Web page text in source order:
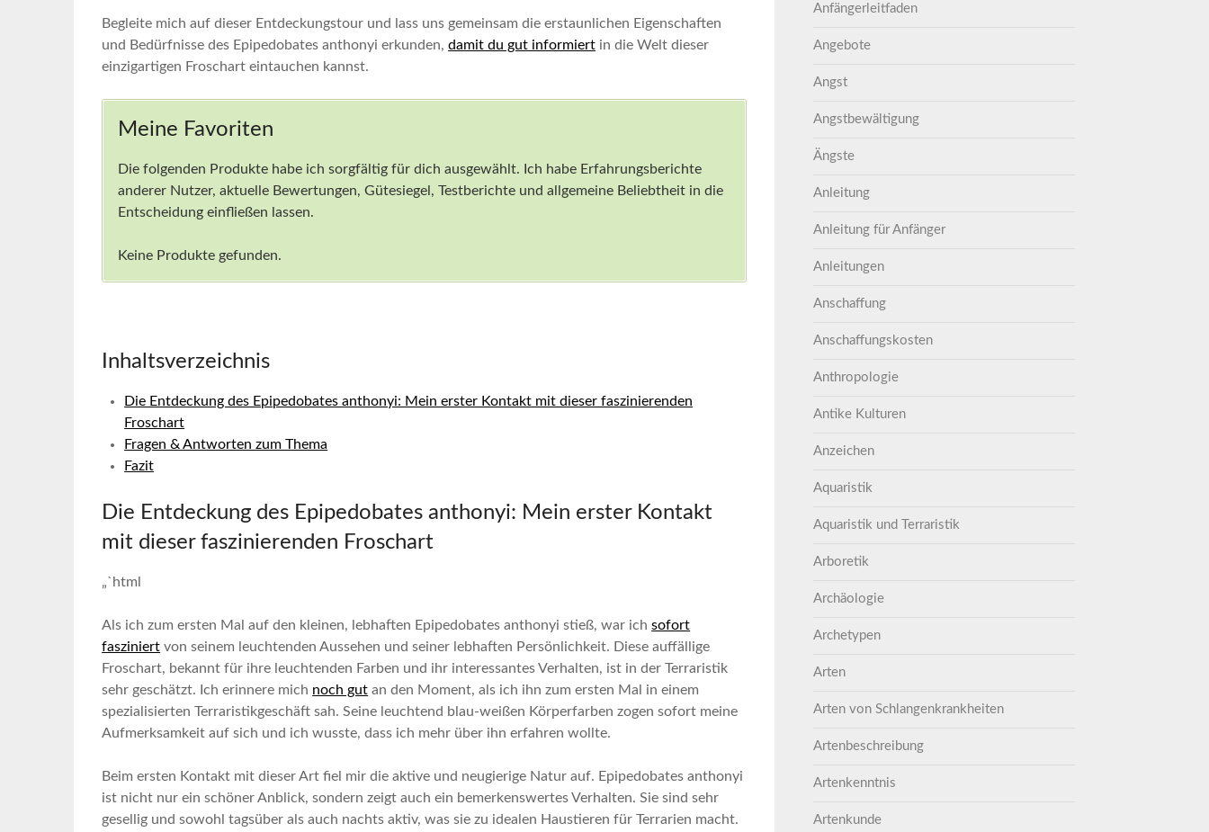
Begleite ⁤mich auf dieser Entdeckungstour und lass uns gemeinsam die erstaunlichen Eigenschaften
und Bedürfnisse des Epipedobates anthonyi erkunden,damit du gut informiert in ​die Welt dieser ​
einzigartigen Froschart eintauchen kannst.
Meine Favoriten
Die folgenden Produkte ⁤habe⁤ ich sorgfältig für dich ausgewählt. ⁣Ich habe Erfahrungsberichte
anderer Nutzer, aktuelle Bewertungen, Gütesiegel,⁢ Testberichte und allgemeine Beliebtheit in die
Entscheidung einfließen‌ lassen.
Keine Produkte gefunden.
Inhaltsverzeichnis
Die Entdeckung des Epipedobates anthonyi: Mein erster Kontakt mit dieser ⁣faszinierenden
Froschart
Fragen & Antworten zum Thema
Fazit
Die⁤ Entdeckung des Epipedobates anthonyi:‍ Mein erster⁣ Kontakt
mit dieser faszinierenden Froschart
„`html
Als ich‍ zum ersten ‌Mal auf den kleinen, lebhaften Epipedobates anthonyi stieß, war ichsofort
⁣fasziniert von seinem leuchtenden Aussehen und seiner lebhaften Persönlichkeit. Diese ⁢auffällige
Froschart, bekannt für ihre leuchtenden Farben und ihr interessantes Verhalten, ist in‍ der Terraristik
sehr geschätzt. Ich erinnere mich noch gut an⁤ den Moment, als ich ihn zum ersten Mal in einem
spezialisierten Terraristikgeschäft sah. ⁢Seine leuchtend​ blau-weißen Körperfarben zogen sofort meine
Aufmerksamkeit auf ‍sich und ich⁢ wusste, dass ich mehr über ihn erfahren wollte.
Beim ersten​ Kontakt mit dieser Art fiel mir die aktive und neugierige Natur auf. Epipedobates anthonyi
ist nicht nur ein schöner Anblick, sondern zeigt auch ein bemerkenswertes Verhalten. Sie sind sehr
gesellig und sowohl tagsüber als auch nachts‌ aktiv, was‌ sie zu‍ idealen Haustieren für Terrarien macht.
Anfängerleitfaden
Angebote
Angst
Angstbewältigung
Ängste
Anleitung
Anleitung für Anfänger
Anleitungen
Anschaffung
Anschaffungskosten
Anthropologie
Antike Kulturen
Anzeichen
Aquaristik
Aquaristik und Terraristik
Arboretik
Archäologie
Archetypen
Arten
Arten von Schlangenkrankheiten
Artenbeschreibung
Artenkenntnis
Artenkunde